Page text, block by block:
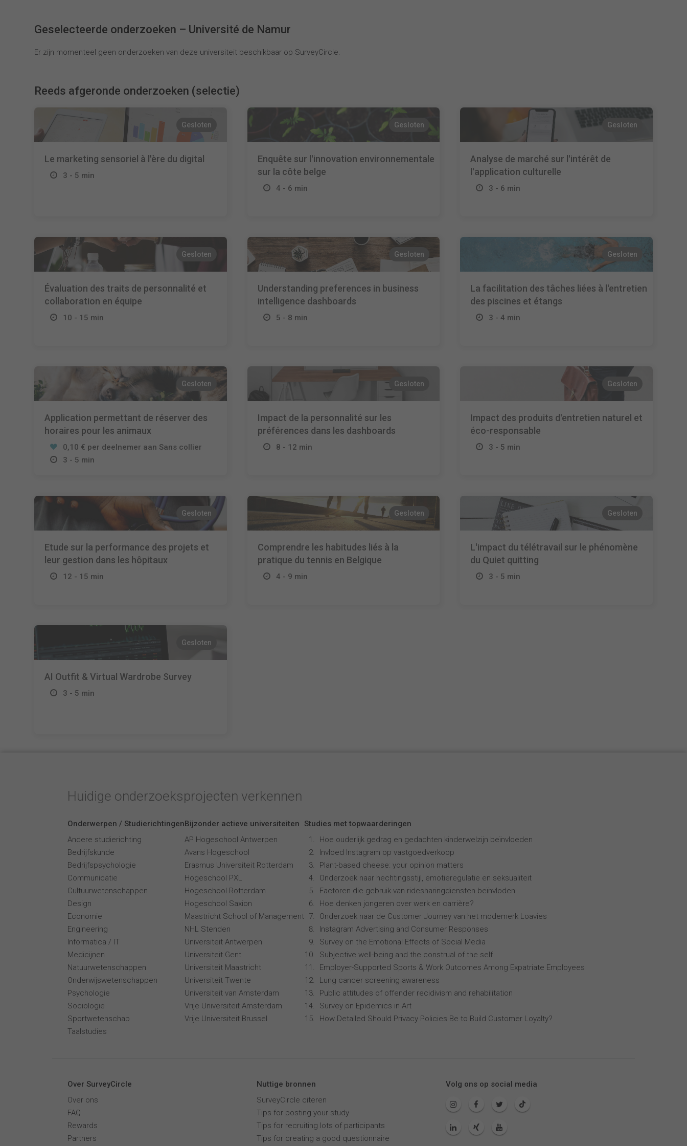
Geselecteerde onderzoeken – Université de Namur
Er zijn momenteel geen onderzoeken van deze universiteit beschikbaar op SurveyCircle.
Reeds afgeronde onderzoeken (selectie)
Gesloten
Le marketing sensoriel à l'ère du digital
3 - 5 min
Gesloten
Enquête sur l'innovation environnementale
sur la côte belge
4 - 6 min
Gesloten
Analyse de marché sur l'intérêt de
l'application culturelle
3 - 6 min
Gesloten
Évaluation des traits de personnalité et
collaboration en équipe
10 - 15 min
Gesloten
Understanding preferences in business
intelligence dashboards
5 - 8 min
Gesloten
La facilitation des tâches liées à l'entretien
des piscines et étangs
3 - 4 min
Gesloten
Application permettant de réserver des
horaires pour les animaux
0,10 € per deelnemer aan Sans collier
3 - 5 min
Gesloten
Impact de la personnalité sur les
préférences dans les dashboards
8 - 12 min
Gesloten
Impact des produits d'entretien naturel et
éco-responsable
3 - 5 min
Gesloten
Etude sur la performance des projets et
leur gestion dans les hôpitaux
12 - 15 min
Gesloten
Comprendre les habitudes liés à la
pratique du tennis en Belgique
4 - 9 min
Gesloten
L'impact du télétravail sur le phénomène
du Quiet quitting
3 - 5 min
Gesloten
AI Outfit & Virtual Wardrobe Survey
3 - 5 min
Huidige onderzoeksprojecten verkennen
Onderwerpen / Studierichtingen
Andere studierichting
Bedrijfskunde
Bedrijfspsychologie
Communicatie
Cultuurwetenschappen
Design
Economie
Engineering
Informatica / IT
Medicijnen
Natuurwetenschappen
Onderwijswetenschappen
Psychologie
Sociologie
Sportwetenschap
Taalstudies
Bijzonder actieve universiteiten
AP Hogeschool Antwerpen
Avans Hogeschool
Erasmus Universiteit Rotterdam
Hogeschool PXL
Hogeschool Rotterdam
Hogeschool Saxion
Maastricht School of Management
NHL Stenden
Universiteit Antwerpen
Universiteit Gent
Universiteit Maastricht
Universiteit Twente
Universiteit van Amsterdam
Vrije Universiteit Amsterdam
Vrije Universiteit Brussel
Studies met topwaarderingen
Hoe ouderlijk gedrag en gedachten kinderwelzijn beïnvloeden
Invloed Instagram op vastgoedverkoop
Plant-based cheese: your opinion matters
Onderzoek naar hechtingsstijl, emotieregulatie en seksualiteit
Factoren die gebruik van ridesharingdiensten beïnvloden
Hoe denken jongeren over werk en carrière?
Onderzoek naar de Customer Journey van het modemerk Loavies
Instagram Advertising and Consumer Responses
Survey on the Emotional Effects of Social Media
Subjective well-being and the construal of the self
Employer-Supported Sports & Work Outcomes Among Expatriate Employees
Lung cancer screening awareness
Public attitudes of offender recidivism and rehabilitation
Survey on Epidemics in Art
How Detailed Should Privacy Policies Be to Build Customer Loyalty?
Over SurveyCircle
Over ons
FAQ
Rewards
Partners
Nuttige bronnen
SurveyCircle citeren
Tips for posting your study
Tips for recruiting lots of participants
Tips for creating a good questionnaire
Volg ons op social media